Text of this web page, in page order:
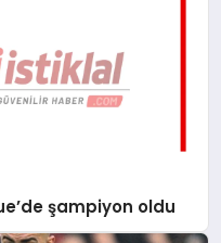
şampiyon oldu